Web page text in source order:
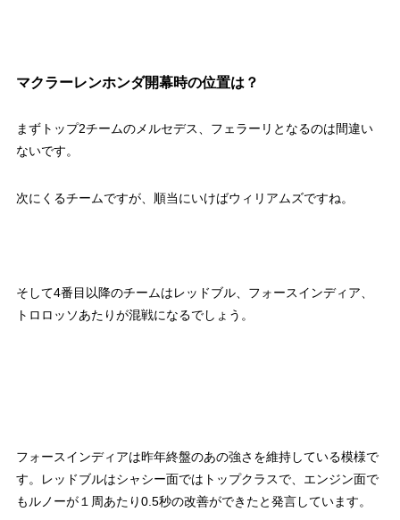
マクラーレンホンダ開幕時の位置は？
まずトップ2チームのメルセデス、フェラーリとなるのは間違い
ないです。
次にくるチームですが、順当にいけばウィリアムズですね。
そして4番目以降のチームはレッドブル、フォースインディア、
トロロッソあたりが混戦になるでしょう。
フォースインディアは昨年終盤のあの強さを維持している模様で
す。レッドブルはシャシー面ではトップクラスで、エンジン面で
もルノーが１周あたり0.5秒の改善ができたと発言しています。